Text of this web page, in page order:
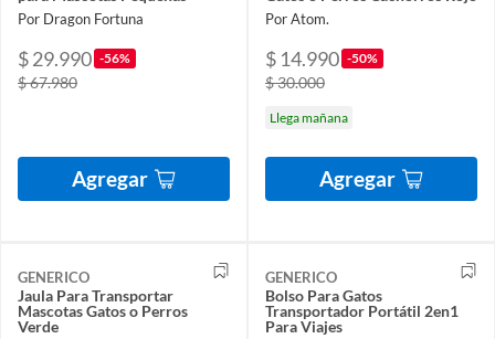
Por Dragon Fortuna
$ 29.990 -56%
$ 67.980
Agregar
Por Atom.
$ 14.990 -50%
$ 30.000
Llega mañana
Agregar
GENERICO
Jaula Para Transportar
Mascotas Gatos o Perros
Verde
GENERICO
Bolso Para Gatos
Transportador Portátil 2en1
Para Viajes